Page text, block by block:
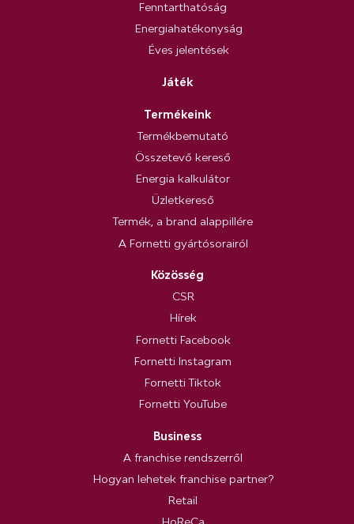
Fenntarthatóság
Energiahatékonyság
Éves jelentések
Játék
Termékeink
Termékbemutató
Összetevő kereső
Energia kalkulátor
Üzletkereső
Termék, a brand alappillére
A Fornetti gyártósorairól
Közösség
CSR
Hírek
Fornetti Facebook
Fornetti Instagram
Fornetti Tiktok
Fornetti YouTube
Business
A franchise rendszerről
Hogyan lehetek franchise partner?
Retail